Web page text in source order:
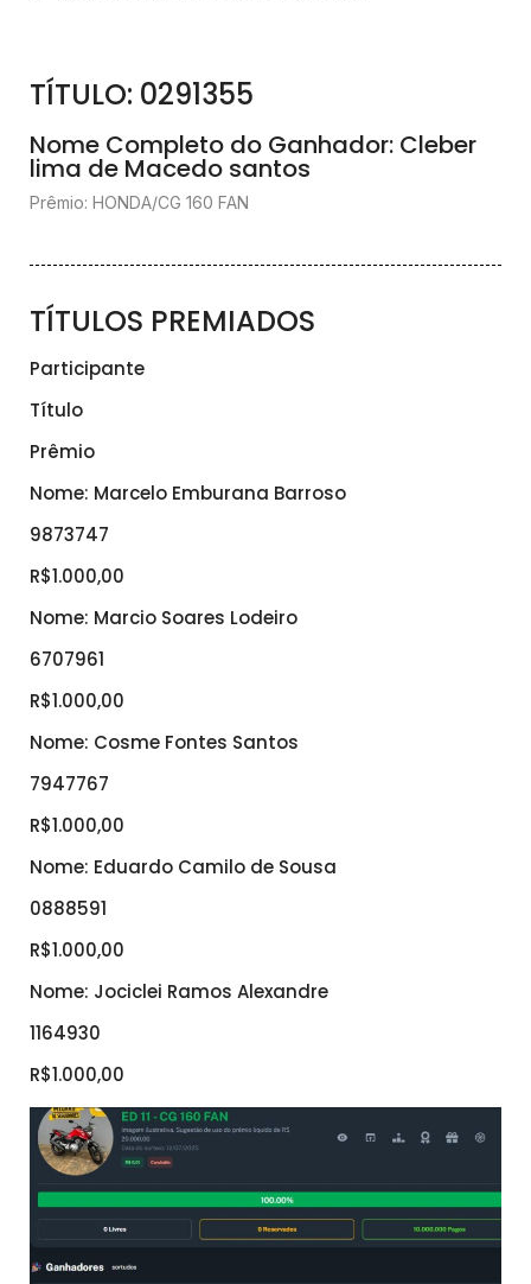
TÍTULO: 0291355
Nome Completo do Ganhador: Cleber
lima de Macedo santos
Prêmio: HONDA/CG 160 FAN
TÍTULOS PREMIADOS
Participante
Título
Prêmio
Nome: Marcelo Emburana Barroso
9873747
R$1.000,00
Nome: Marcio Soares Lodeiro
6707961
R$1.000,00
Nome: Cosme Fontes Santos
7947767
R$1.000,00
Nome: Eduardo Camilo de Sousa
0888591
R$1.000,00
Nome: Jociclei Ramos Alexandre
1164930
R$1.000,00